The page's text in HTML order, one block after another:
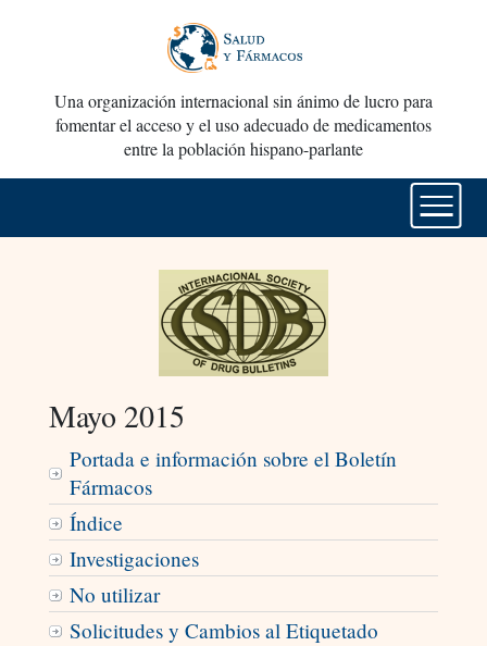
Una organización internacional sin ánimo de lucro para
fomentar el acceso y el uso adecuado de medicamentos
entre la población hispano-parlante
Mayo 2015
Portada e información sobre el Boletín
Fármacos
Índice
Investigaciones
No utilizar
Solicitudes y Cambios al Etiquetado